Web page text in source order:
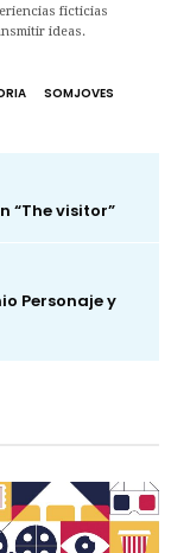
ficticias
ideas.
SOMJOVES
“The visitor”
Personaje y